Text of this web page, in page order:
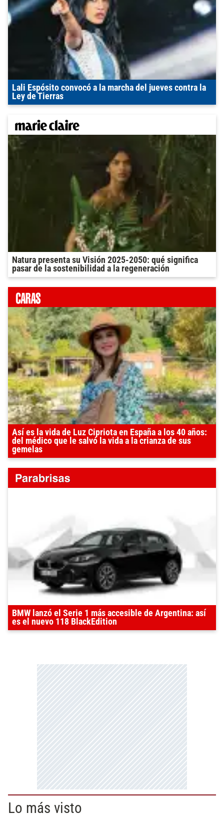
Lali Espósito convocó a la marcha del jueves contra la
Ley de Tierras
Natura presenta su Visión 2025-2050: qué significa
pasar de la sostenibilidad a la regeneración
Así es la vida de Luz Cipriota en España a los 40 años:
del médico que le salvó la vida a la crianza de sus
gemelas
BMW lanzó el Serie 1 más accesible de Argentina: así
es el nuevo 118 BlackEdition
Lo más visto